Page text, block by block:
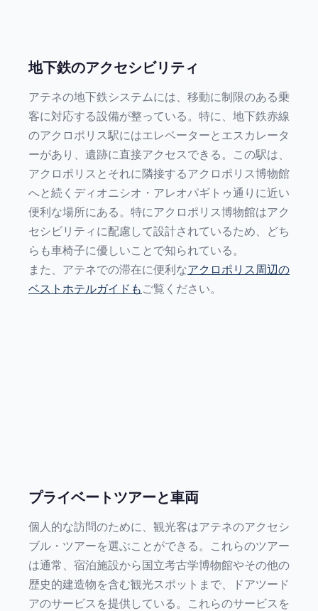
地下鉄のアクセシビリティ
アテネの地下鉄システムには、移動に制限のある乗
客に対応する設備が整っている。特に、地下鉄赤線
のアクロポリス駅にはエレベーターとエスカレータ
ーがあり、遺跡に直接アクセスできる。この駅は、
アクロポリスとそれに隣接するアクロポリス博物館
へと続くディオニシオ・アレオパギトゥ通りに近い
便利な場所にある。特にアクロポリス博物館はアク
セシビリティに配慮して設計されているため、どち
らも車椅子に優しいことで知られている。
また、アテネでの滞在に便利なアクロポリス周辺の
ベストホテルガイドも ご覧ください。
プライベートツアーと車両
個人的な訪問のために、観光客はアテネのアクセシ
ブル・ツアーを選ぶことができる。これらのツアー
は通常、宿泊施設から国立考古学博物館やその他の
歴史的建造物を含む観光スポットまで、ドアツード
アのサービスを提供している。これらのサービスを